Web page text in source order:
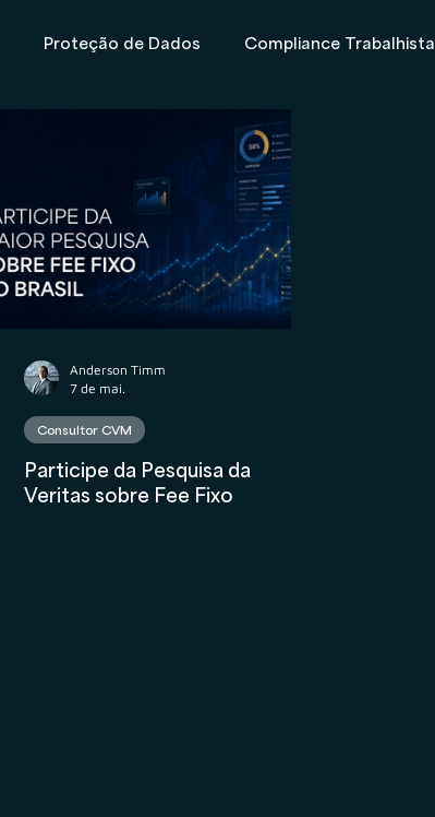
Proteção de Dados Compliance Trabalhista
Marketing
Participe da Pesquisa da
Veritas sobre Fee Fixo
Consultor CVM
Anderson Timm
7 de mai.